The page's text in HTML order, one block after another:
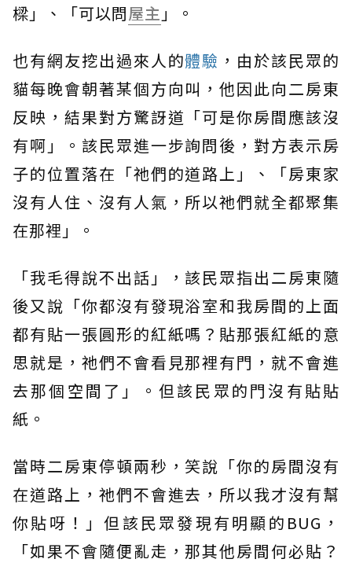
樑」、「可以問屋主 」。
也有網友挖出過來人的體驗 ，由於該民眾的
貓每晚會朝著某個方向叫，他因此向二房東
反映，結果對方驚訝道「可是你房間應該沒
有啊」。該民眾進一步詢問後，對方表示房
子的位置落在「祂們的道路上」、「房東家
沒有人住、沒有人氣，所以祂們就全都聚集
在那裡」。
「我毛得說不出話」，該民眾指出二房東隨
後又說「你都沒有發現浴室和我房間的上面
都有貼一張圓形的紅紙嗎？貼那張紅紙的意
思就是，祂們不會看見那裡有門，就不會進
去那個空間了」。但該民眾的門沒有貼貼
紙。
當時二房東停頓兩秒，笑說「你的房間沒有
在道路上，祂們不會進去，所以我才沒有幫
你貼呀！」但該民眾發現有明顯的BUG，
「如果不會隨便亂走，那其他房間何必貼？